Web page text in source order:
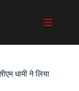
धामी ने लिया